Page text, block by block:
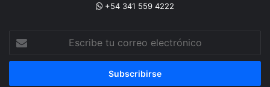
+54 341 559 4222
tu
correo